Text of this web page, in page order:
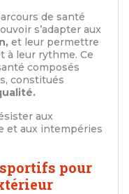
de santé
s’adapter aux
et leur permettre
à leur rythme. Ce
composés
constitués
aux
et aux intempéries
pour